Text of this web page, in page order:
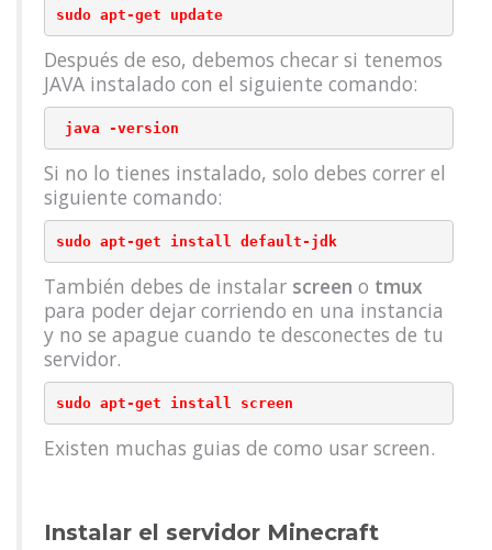
sudo apt-get update
Después de eso, debemos checar si tenemos
JAVA instalado con el siguiente comando:
java -version
Si no lo tienes instalado, solo debes correr el
siguiente comando:
sudo apt-get install default-jdk
También debes de instalar screen o tmux
para poder dejar corriendo en una instancia
y no se apague cuando te desconectes de tu
servidor.
sudo apt-get install screen
Existen muchas guias de como usar screen.
Instalar el servidor Minecraft